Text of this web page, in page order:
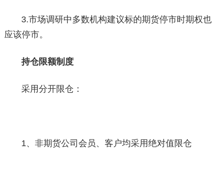
3.市场调研中多数机构建议标的期货停市时期权也
应该停市。
持仓限额制度
采用分开限仓：
1、非期货公司会员、客户均采用绝对值限仓